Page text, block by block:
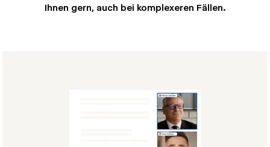
Ihnen gern, auch bei komplexeren Fällen.